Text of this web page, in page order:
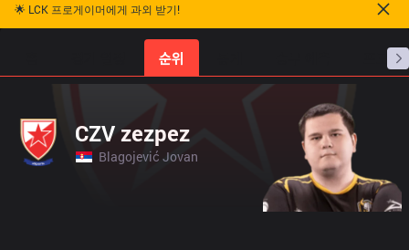
🌟 LCK 프로게이머에게 과외 받기!
순위 프로빌
CZV zezpez
Blagojević Jovan